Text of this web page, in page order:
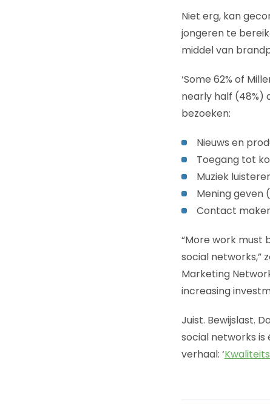
Niet erg, kan
jongeren te
middel van
‘Some 62% of
nearly half (48%)
bezoeken:
Nieuws en
Toegang tot
Muziek
Mening geven
Contact
“More work must
social networks,”
Marketing
increasing
Juist. Bewijslast.
social networks is
verhaal: ‘